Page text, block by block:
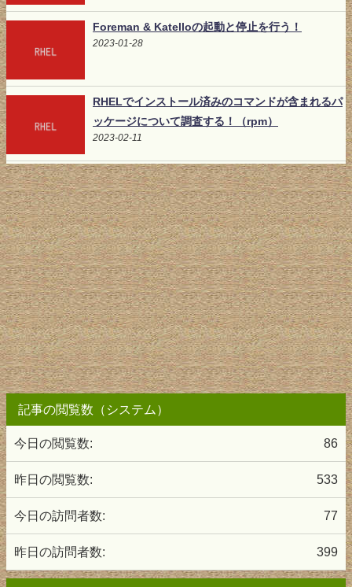
Foreman & Katelloの起動と停止を行う！
2023-01-28
RHELでインストール済みのコマンドが含まれるパ
ッケージについて調査する！（rpm）
2023-02-11
記事の閲覧数（システム）
86
今日の閲覧数:
533
昨日の閲覧数:
77
今日の訪問者数:
399
昨日の訪問者数: